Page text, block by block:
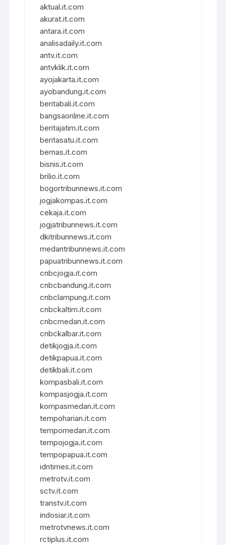
aktual.it.com
akurat.it.com
antara.it.com
analisadaily.it.com
antv.it.com
antvklik.it.com
ayojakarta.it.com
ayobandung.it.com
beritabali.it.com
bangsaonline.it.com
beritajatim.it.com
beritasatu.it.com
bernas.it.com
bisnis.it.com
brilio.it.com
bogortribunnews.it.com
jogjakompas.it.com
cekaja.it.com
jogjatribunnews.it.com
dkitribunnews.it.com
medantribunnews.it.com
papuatribunnews.it.com
cnbcjogja.it.com
cnbcbandung.it.com
cnbclampung.it.com
cnbckaltim.it.com
cnbcmedan.it.com
cnbckalbar.it.com
detikjogja.it.com
detikpapua.it.com
detikbali.it.com
kompasbali.it.com
kompasjogja.it.com
kompasmedan.it.com
tempoharian.it.com
tempomedan.it.com
tempojogja.it.com
tempopapua.it.com
idntimes.it.com
metrotv.it.com
sctv.it.com
transtv.it.com
indosiar.it.com
metrotvnews.it.com
rctiplus.it.com